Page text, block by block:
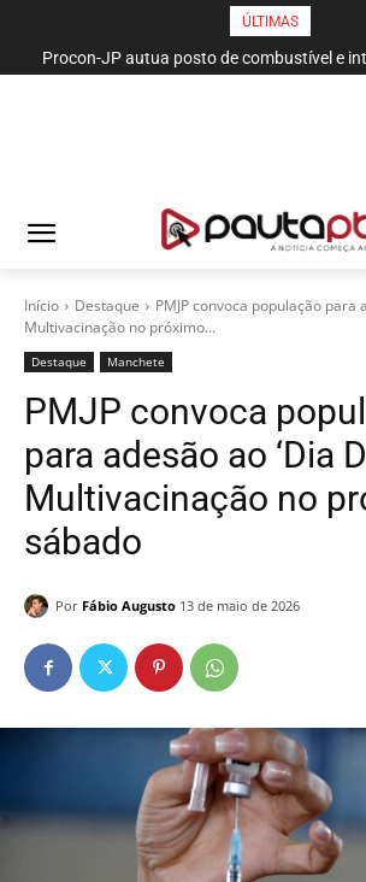
ÚLTIMAS
Procon-JP autua posto de combustível e
gasolina no bairro da
Início Destaque
PMJP convoca população para
Multivacinação no próximo...
Destaque Manchete
PMJP convoca
para adesão ao ‘Dia
Multivacinação no
sábado
Por Fábio Augusto 13 de maio de 2026